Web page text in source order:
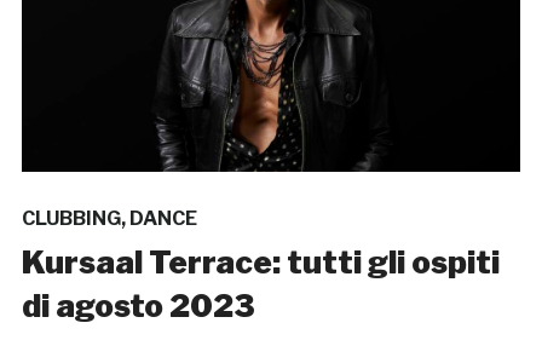
CLUBBING, DANCE
Kursaal Terrace: tutti gli ospiti
di agosto 2023